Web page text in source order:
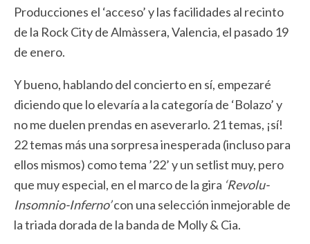
Producciones el ‘acceso’ y las facilidades al recinto
de la Rock City de Almàssera, Valencia, el pasado 19
de enero.
Y bueno, hablando del concierto en sí, empezaré
diciendo que lo elevaría a la categoría de ‘Bolazo’ y
no me duelen prendas en aseverarlo. 21 temas, ¡sí!
22 temas más una sorpresa inesperada (incluso para
ellos mismos) como tema ’22’ y un setlist muy, pero
que muy especial, en el marco de la gira ‘Revolu-
Insomnio-Inferno’con una selección inmejorable de
la triada dorada de la banda de Molly & Cia.